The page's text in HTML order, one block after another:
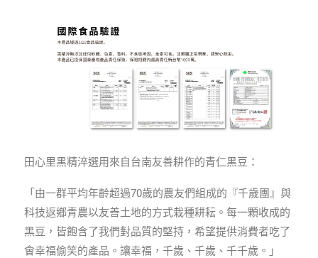
田心里黑精淬選用來自台南友善耕作的青仁黑豆：
「由一群平均年齡超過70歲的農友們組成的『千歲團』與
科技返鄉青農以友善土地的方式栽種耕耘。每一顆收成的
黑豆，皆飽含了我們對品質的堅持，希望提供消費者吃了
會幸福偷笑的產品。讓幸福，千歲、千歲、千千歲。」